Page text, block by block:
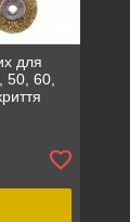
для
50, 60,